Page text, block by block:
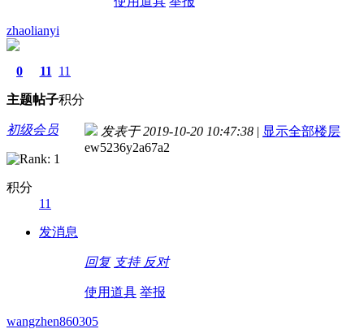
zhaolianyi
0
主题
11
帖子
11
积分
初级会员
积分
11
发消息
发表于 2019-10-20 10:47:38 | 显示全部楼层
ew5236y2a67a2
回复 支持 反对
使用道具 举报
wangzhen860305